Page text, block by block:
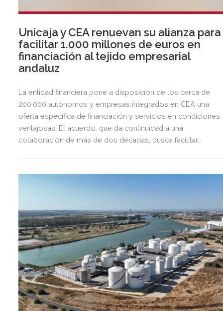
Unicaja y CEA renuevan su alianza para
facilitar 1.000 millones de euros en
financiación al tejido empresarial
andaluz
La entidad financiera pone a disposición de los cerca de
200.000 autónomos y empresas integrados en CEA una
oferta específica de financiación y servicios en condiciones
ventajosas. El acuerdo, que da continuidad a una
colaboración de más de dos décadas, busca facilitar
Unicaja a empresas, pymes y autónomos, uno de los